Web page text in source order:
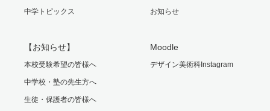
中学トピックス お知らせ
【お知らせ】
本校受験希望の皆様へ
中学校・塾の先生方へ
生徒・保護者の皆様へ
Moodle
デザイン美術科Instagram